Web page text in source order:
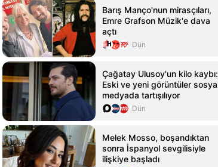
Barış Manço'nun mirasçıları,
Emre Grafson Müzik'e dava
açtı
Dün
Çağatay Ulusoy'un kilo kaybı:
Eski ve yeni görüntüler
medyada tartışılıyor
Dün
Melek Mosso, boşandıktan
sonra İspanyol sevgilisiyle
ilişkiye başladı